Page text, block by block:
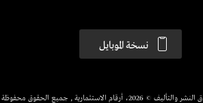
نسخة الموبايل